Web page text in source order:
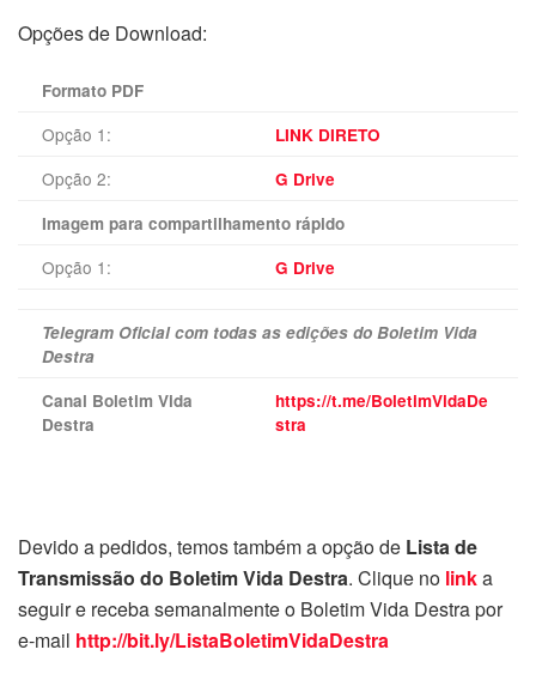
Opções de Download:
Formato PDF
Opção 1: LINK DIRETO
Opção 2:
G Drive
Imagem para compartilhamento rápido
Opção 1: G Drive
Telegram Oficial com todas as edições do Boletim Vida
Destra
Canal Boletim Vida
Destra
https://t.me/BoletimVidaDe
stra
Devido a pedidos, temos também a opção de Lista de
Transmissão do Boletim Vida Destra. Clique no linka
seguir e receba semanalmente o Boletim Vida Destra por
e-mail http://bit.ly/ListaBoletimVidaDestra